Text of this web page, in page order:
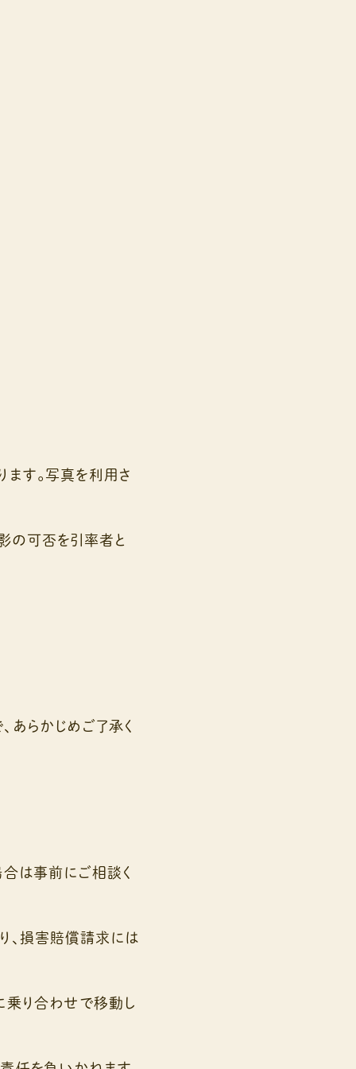
す。写真を利用さ
の可否を引率者と
らかじめご了承く
は事前にご相談く
、損害賠償請求には
乗り合わせで移動し